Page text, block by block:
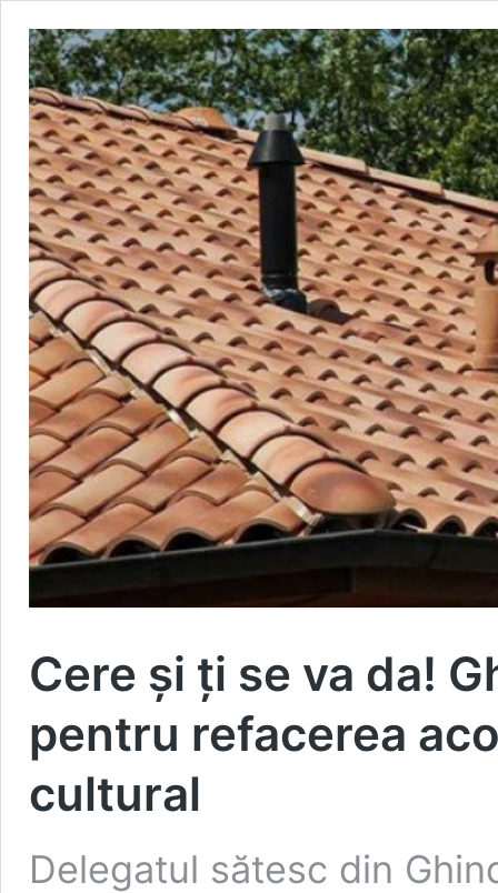
Cere și ți se va da!
pentru refacerea
cultural
Delegatul sătesc din